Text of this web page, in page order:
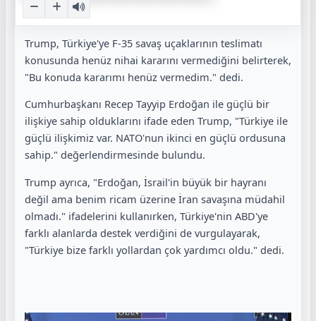
Trump, Türkiye'ye F-35 savaş uçaklarının teslimatı
konusunda henüz nihai kararını vermediğini belirterek,
"Bu konuda kararımı henüz vermedim." dedi.
Cumhurbaşkanı Recep Tayyip Erdoğan ile güçlü bir
ilişkiye sahip olduklarını ifade eden Trump, "Türkiye ile
güçlü ilişkimiz var. NATO'nun ikinci en güçlü ordusuna
sahip." değerlendirmesinde bulundu.
Trump ayrıca, "Erdoğan, İsrail'in büyük bir hayranı
değil ama benim ricam üzerine İran savaşına müdahil
olmadı." ifadelerini kullanırken, Türkiye'nin ABD'ye
farklı alanlarda destek verdiğini de vurgulayarak,
"Türkiye bize farklı yollardan çok yardımcı oldu." dedi.